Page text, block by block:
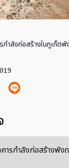
ำลังก่อสร้างในภูเก็ต
คารกำลังก่อสร้างพั